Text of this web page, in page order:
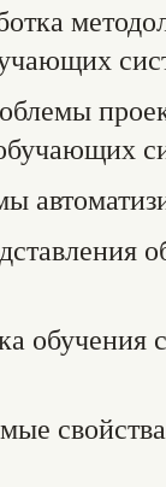
обучения